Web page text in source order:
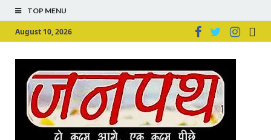
TOP MENU
August 10, 2026